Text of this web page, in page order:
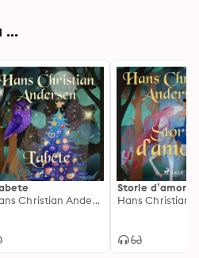
dei ragazzi e degli adulti
...
Hans Christian Andersen
Storie d’amore